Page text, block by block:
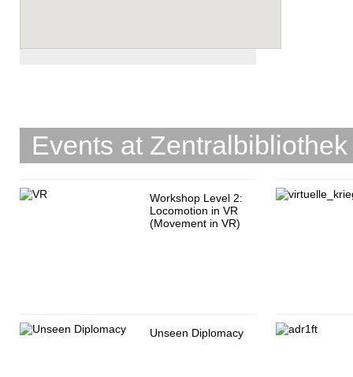
Events at Zentralbibliothek
Workshop Level 2:
Locomotion in VR
(Movement in VR)
Unseen Diplomacy